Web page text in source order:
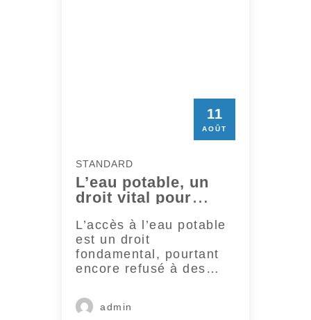
11
AOÛT
STANDARD
L’eau potable, un
droit vital pour
communauté
L’accès à l’eau potable
est un droit
fondamental, pourtant
encore refusé à des
travers le monde. Dans
certaines régions,
admin